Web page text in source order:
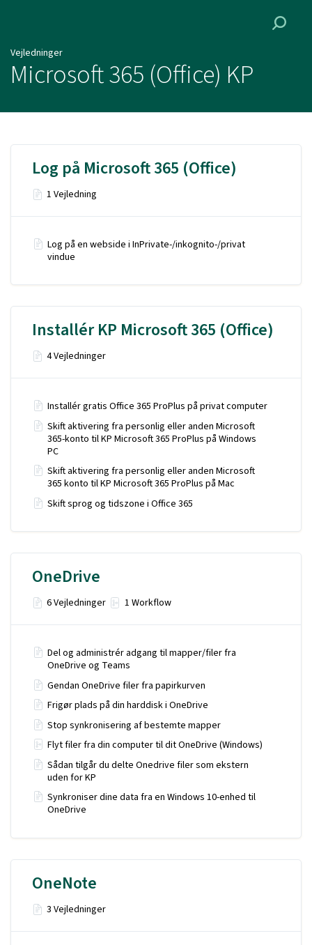
Vejledninger
Microsoft 365 (Office) KP
Log på Microsoft 365 (Office)
1 Vejledning
Log på en webside i InPrivate-/inkognito-/privat
vindue
Installér KP Microsoft 365 (Office)
4 Vejledninger
Installér gratis Office 365 ProPlus på privat computer
Skift aktivering fra personlig eller anden Microsoft
365-konto til KP Microsoft 365 ProPlus på Windows
PC
Skift aktivering fra personlig eller anden Microsoft
365 konto til KP Microsoft 365 ProPlus på Mac
Skift sprog og tidszone i Office 365
OneDrive
6 Vejledninger 1 Workflow
Del og administrér adgang til mapper/filer fra
OneDrive og Teams
Gendan OneDrive filer fra papirkurven
Frigør plads på din harddisk i OneDrive
Stop synkronisering af bestemte mapper
Flyt filer fra din computer til dit OneDrive (Windows)
Sådan tilgår du delte Onedrive filer som ekstern
uden for KP
Synkroniser dine data fra en Windows 10-enhed til
OneDrive
OneNote
3 Vejledninger